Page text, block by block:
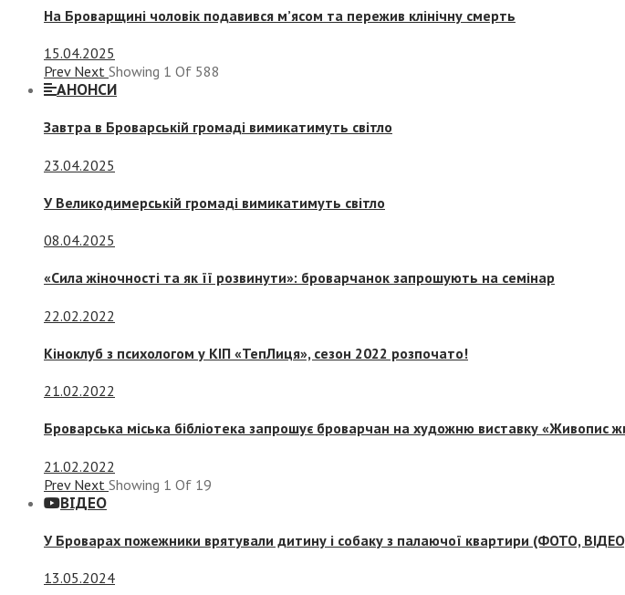
На Броварщині чоловік подавився м’ясом та пережив клінічну смерть
15.04.2025
Prev Next Showing 1 Of 588
АНОНСИ
Завтра в Броварській громаді вимикатимуть світло
23.04.2025
У Великодимерській громаді вимикатимуть світло
08.04.2025
«Сила жіночності та як її розвинути»: броварчанок запрошують на семінар
22.02.2022
Кіноклуб з психологом у КІП «ТепЛиця», сезон 2022 розпочато!
21.02.2022
Броварська міська бібліотека запрошує броварчан на художню виставку «Живопис
21.02.2022
Prev Next Showing 1 Of 19
ВІДЕО
У Броварах пожежники врятували дитину і собаку з палаючої квартири (ФОТО,
13.05.2024